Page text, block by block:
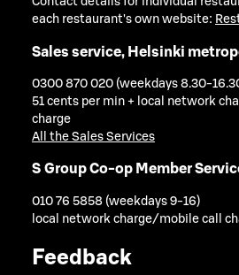
each restaurant's own website:
Sales service, Helsinki
0300 870 020 (weekdays 8.30-
51 cents per min + local network
charge
All the Sales Services
S Group Co-op Member
010 76 5858 (weekdays 9-16)
local network charge/mobile call
Feedback